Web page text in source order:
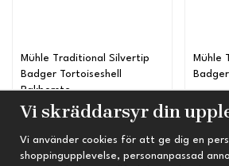
Mühle Traditional Silvertip
Badger Tortoiseshell
Rakborste
1 199 kr
INFO
Mühle
1
Vi skräddarsyr din
Vi använder cookies för att ge dig en
shoppingupplevelse, personanpassad